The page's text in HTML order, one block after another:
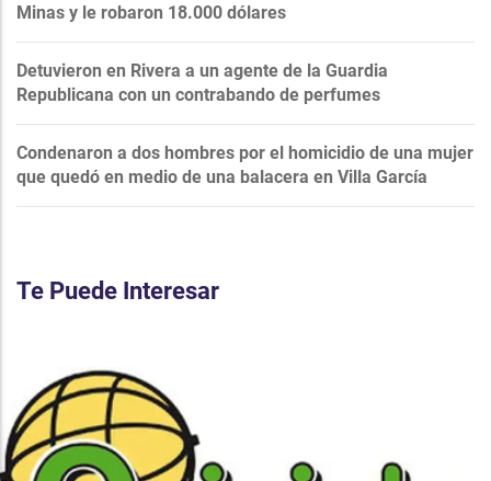
Minas y le robaron 18.000 dólares
Detuvieron en Rivera a un agente de la Guardia
Republicana con un contrabando de perfumes
Condenaron a dos hombres por el homicidio de una mujer
que quedó en medio de una balacera en Villa García
Te Puede Interesar